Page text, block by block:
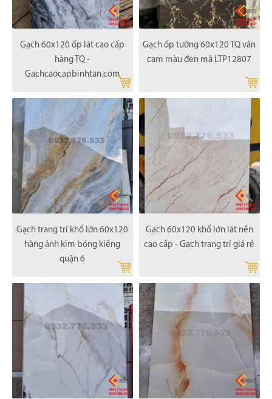
Gạch 60x120 ốp lát cao cấp
hàng TQ -
Gachcaocapbinhtan.com
Gạch ốp tường 60x120 TQ vân
cam màu đen mã LTP12807
Gạch trang trí khổ lớn 60x120
hàng ánh kim bóng kiếng
quận 6
Gạch 60x120 khổ lớn lát nền
cao cấp - Gạch trang trí giá rẻ